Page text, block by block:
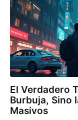
El Verdadero
Burbuja, Sino
Masivos